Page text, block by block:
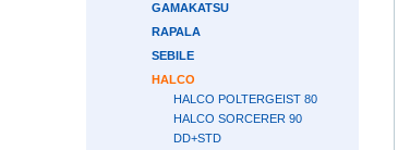
GAMAKATSU
RAPALA
SEBILE
HALCO
HALCO POLTERGEIST 80
HALCO SORCERER 90
DD+STD